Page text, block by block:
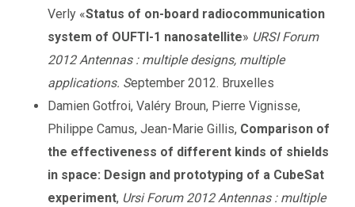
Verly «Status of on-board radiocommunication
system of OUFTI-1 nanosatellite» URSI Forum
2012 Antennas : multiple designs, multiple
applications. September 2012. Bruxelles
Damien Gotfroi, Valéry Broun, Pierre Vignisse,
Philippe Camus, Jean-Marie Gillis, Comparison of
the effectiveness of different kinds of shields
in space: Design and prototyping of a CubeSat
experiment, Ursi Forum 2012 Antennas : multiple